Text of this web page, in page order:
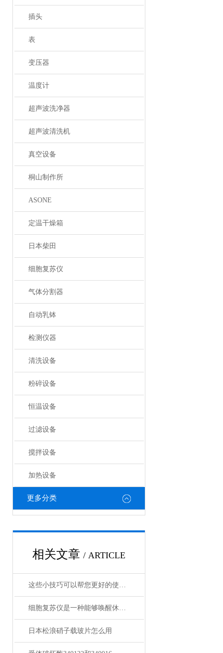
插头
表
变压器
温度计
超声波洗净器
超声波清洗机
真空设备
桐山制作所
ASONE
定温干燥箱
日本柴田
细胞复苏仪
气体分割器
自动乳钵
检测仪器
清洗设备
粉碎设备
恒温设备
过滤设备
搅拌设备
加热设备
更多分类
相关文章 / ARTICLE
这些小技巧可以帮您更好的使用定温干燥箱
细胞复苏仪是一种能够唤醒休眠状态细胞的创新设备
日本松浪硝子载玻片怎么用